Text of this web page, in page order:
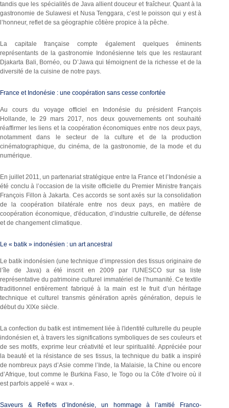
tandis que les spécialités de Java allient douceur et fraîcheur. Quant à la
gastronomie de Sulawesi et Nusa Tenggara, c’est le poisson qui y est à
l’honneur, reflet de sa géographie côtière propice à la pêche.
La capitale française compte également quelques éminents
représentants de la gastronomie Indonésienne tels que les restaurant
Djakarta Bali, Bornéo, ou D’Jawa qui témoignent de la richesse et de la
diversité de la cuisine de notre pays.
France et Indonésie : une coopération sans cesse confortée
Au cours du voyage officiel en Indonésie du président François
Hollande, le 29 mars 2017, nos deux gouvernements ont souhaité
réaffirmer les liens et la coopération économiques entre nos deux pays,
notamment dans le secteur de la culture et de la production
cinématographique, du cinéma, de la gastronomie, de la mode et du
numérique.
En juillet 2011, un partenariat stratégique entre la France et l’Indonésie a
été conclu à l’occasion de la visite officielle du Premier Ministre français
François Fillon à Jakarta. Ces accords se sont axés sur la consolidation
de la coopération bilatérale entre nos deux pays, en matière de
coopération économique, d'éducation, d’industrie culturelle, de défense
et de changement climatique.
Le « batik » indonésien : un art ancestral
Le batik indonésien (une technique d’impression des tissus originaire de
l’île de Java) a été inscrit en 2009 par l'UNESCO sur sa liste
représentative du patrimoine culturel immatériel de l’humanité. Ce textile
traditionnel entièrement fabriqué à la main est le fruit d’un héritage
technique et culturel transmis génération après génération, depuis le
début du XIXe siècle.
La confection du batik est intimement liée à l'identité culturelle du peuple
indonésien et, à travers les significations symboliques de ses couleurs et
de ses motifs, exprime leur créativité et leur spiritualité. Appréciée pour
la beauté et la résistance de ses tissus, la technique du batik a inspiré
de nombreux pays d’Asie comme l’Inde, la Malaisie, la Chine ou encore
d’Afrique, tout comme le Burkina Faso, le Togo ou la Côte d’Ivoire où il
est parfois appelé « wax ».
Saveurs & Reflets d’Indonésie, un hommage à l’amitié Franco-